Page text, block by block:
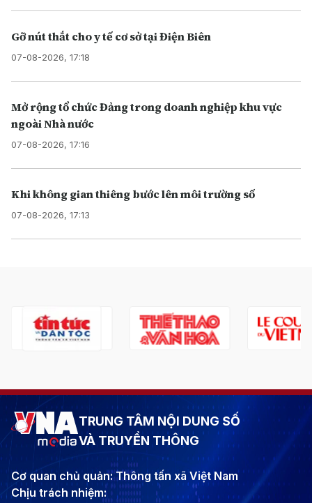
Gỡ nút thắt cho y tế cơ sở tại Điện Biên
07-08-2026, 17:18
Mở rộng tổ chức Đảng trong doanh nghiệp khu vực
ngoài Nhà nước
07-08-2026, 17:16
Khi không gian thiêng bước lên môi trường số
07-08-2026, 17:13
TRUNG TÂM NỘI DUNG SỐ
VÀ TRUYỀN THÔNG
Cơ quan chủ quản: Thông tấn xã Việt Nam
Chịu trách nhiệm: